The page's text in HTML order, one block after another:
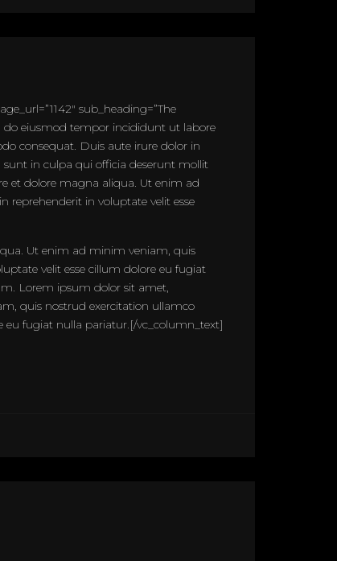
sub_heading=”The
do eiusmod tempor incididunt ut labore
consequat. Duis aute irure dolor in
in culpa qui officia deserunt mollit
et dolore magna aliqua. Ut enim ad
in voluptate velit esse
Ut enim ad minim veniam, quis
velit esse cillum dolore eu fugiat
Lorem ipsum dolor sit amet,
quis nostrud exercitation ullamco
eu fugiat nulla pariatur.[/vc_column_text]